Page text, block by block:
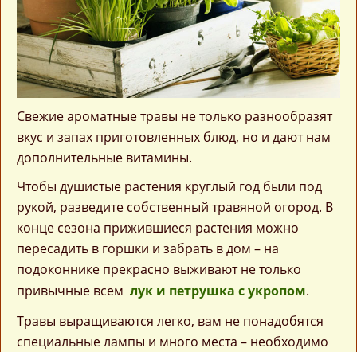
Свежие ароматные травы не только разнообразят
вкус и запах приготовленных блюд, но и дают нам
дополнительные витамины.
Чтобы душистые растения круглый год были под
рукой, разведите собственный травяной огород. В
конце сезона прижившиеся растения можно
пересадить в горшки и забрать в дом – на
подоконнике прекрасно выживают не только
привычные всем лук и петрушка с укропом.
Травы выращиваются легко, вам не понадобятся
специальные лампы и много места – необходимо